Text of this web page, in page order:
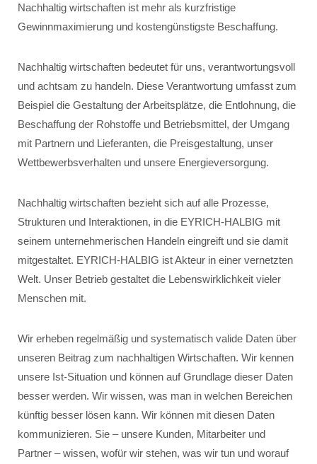
Nachhaltig wirtschaften ist mehr als kurzfristige
Gewinnmaximierung und kostengünstigste Beschaffung.
Nachhaltig wirtschaften bedeutet für uns, verantwortungsvoll
und achtsam zu handeln. Diese Verantwortung umfasst zum
Beispiel die Gestaltung der Arbeitsplätze, die Entlohnung, die
Beschaffung der Rohstoffe und Betriebsmittel, der Umgang
mit Partnern und Lieferanten, die Preisgestaltung, unser
Wettbewerbsverhalten und unsere Energieversorgung.
Nachhaltig wirtschaften bezieht sich auf alle Prozesse,
Strukturen und Interaktionen, in die EYRICH-HALBIG mit
seinem unternehmerischen Handeln eingreift und sie damit
mitgestaltet. EYRICH-HALBIG ist Akteur in einer vernetzten
Welt. Unser Betrieb gestaltet die Lebenswirklichkeit vieler
Menschen mit.
Wir erheben regelmäßig und systematisch valide Daten über
unseren Beitrag zum nachhaltigen Wirtschaften. Wir kennen
unsere Ist-Situation und können auf Grundlage dieser Daten
besser werden. Wir wissen, was man in welchen Bereichen
künftig besser lösen kann. Wir können mit diesen Daten
kommunizieren. Sie – unsere Kunden, Mitarbeiter und
Partner – wissen, wofür wir stehen, was wir tun und worauf